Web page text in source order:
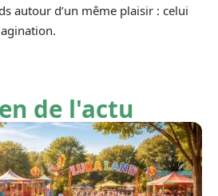
autour d’un même plaisir : celui
de l'actu